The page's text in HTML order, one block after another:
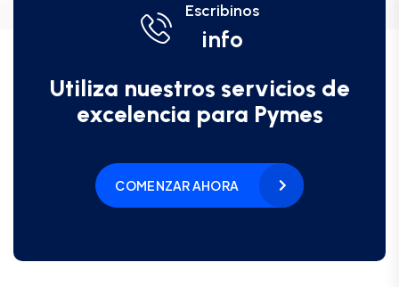
Escribinos
info
Utiliza nuestros servicios de
excelencia para Pymes
COMENZAR AHORA